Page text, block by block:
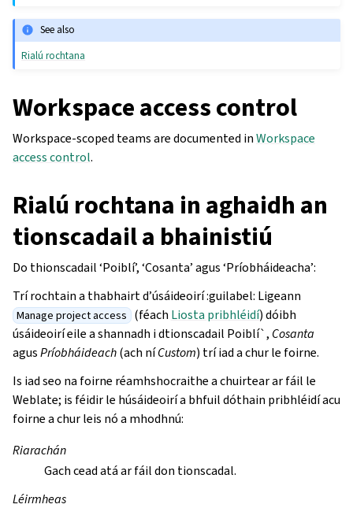
See also
Rialú rochtana
Workspace access control
Workspace-scoped teams are documented inWorkspace
access control.
Rialú rochtana in aghaidh an
tionscadail a bhainistiú
Do thionscadail ‘Poiblí’, ‘Cosanta’ agus ‘Príobháideacha’:
Trí rochtain a thabhairt d’úsáideoirí :guilabel: Ligeann
Manage project access (féach Liosta pribhléidí) dóibh
úsáideoirí eile a shannadh i dtionscadail Poiblí`, Cosanta
agusPríobháideach(ach níCustom) trí iad a chur le foirne.
Is iad seo na foirne réamhshocraithe a chuirtear ar fáil le
Weblate; is féidir le húsáideoirí a bhfuil dóthain pribhléidí acu
foirne a chur leis nó a mhodhnú:
Riarachán
Gach cead atá ar fáil don tionscadal.
Léirmheas